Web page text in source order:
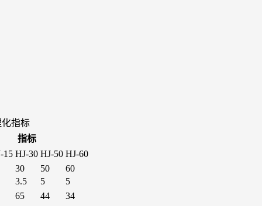
指标
指标
15 HJ-30 HJ-50 HJ-60
30 50
60
3.5 5
5
65 44
34